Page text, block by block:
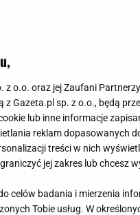
kupić
handlowej
Galeria handlowa
Wystarczy
z o.o. oraz jej Zaufani
z Gazeta.pl sp. z o.o., będą
lub inne informacje
reklam dopasowanych
treści w nich
jej zakres lub chcesz
celów badania i mierzenia
Tobie usług. W